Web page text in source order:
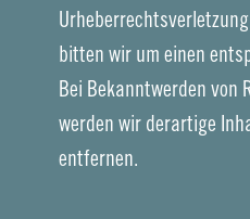
bitten wir um einen
Bei Bekanntwerden von
werden wir derartige
entfernen.